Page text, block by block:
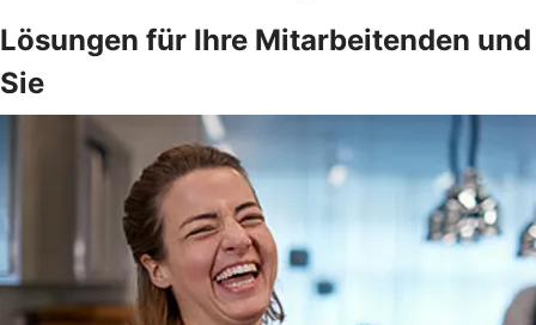
Lösungen für Ihre Mitarbeitenden und
Sie